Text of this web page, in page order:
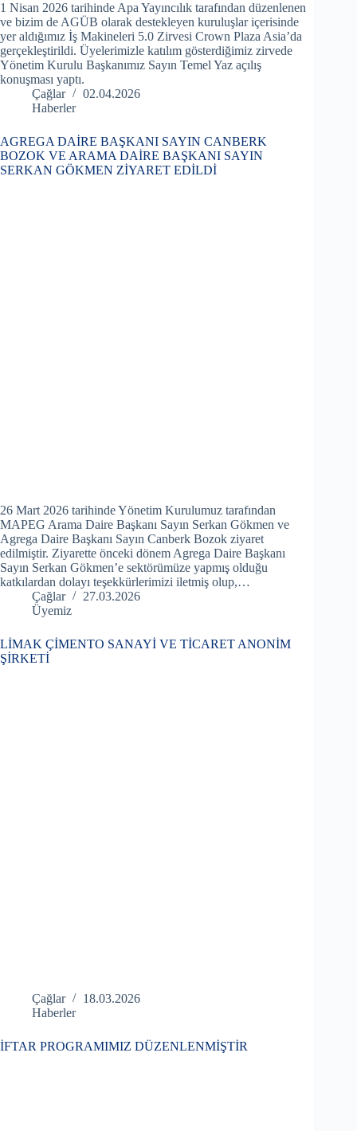
1 Nisan 2026 tarihinde Apa Yayıncılık tarafından düzenlenen
ve bizim de AGÜB olarak destekleyen kuruluşlar içerisinde
yer aldığımız İş Makineleri 5.0 Zirvesi Crown Plaza Asia’da
gerçekleştirildi. Üyelerimizle katılım gösterdiğimiz zirvede
Yönetim Kurulu Başkanımız Sayın Temel Yaz açılış
konuşması yaptı.
Çağlar
02.04.2026
Haberler
AGREGA DAİRE BAŞKANI SAYIN CANBERK
BOZOK VE ARAMA DAİRE BAŞKANI SAYIN
SERKAN GÖKMEN ZİYARET EDİLDİ
26 Mart 2026 tarihinde Yönetim Kurulumuz tarafından
MAPEG Arama Daire Başkanı Sayın Serkan Gökmen ve
Agrega Daire Başkanı Sayın Canberk Bozok ziyaret
edilmiştir. Ziyarette önceki dönem Agrega Daire Başkanı
Sayın Serkan Gökmen’e sektörümüze yapmış olduğu
katkılardan dolayı teşekkürlerimizi iletmiş olup,…
Çağlar
27.03.2026
Üyemiz
LİMAK ÇİMENTO SANAYİ VE TİCARET ANONİM
ŞİRKETİ
Çağlar
18.03.2026
Haberler
İFTAR PROGRAMIMIZ DÜZENLENMİŞTİR